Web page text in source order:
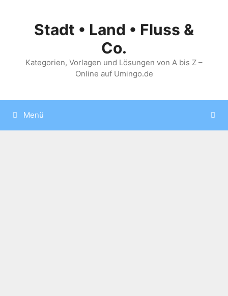
springenStadt • Land • Fluss &
Co.
Kategorien, Vorlagen und Lösungen von A bis Z –
Online auf Umingo.de
Menü